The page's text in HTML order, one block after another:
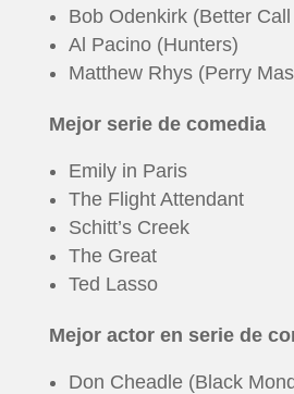
Bob Odenkirk (Better
Al Pacino (Hunters)
Matthew Rhys (Perry
Mejor serie de comedia
Emily in Paris
The Flight Attendant
Schitt’s Creek
The Great
Ted Lasso
Mejor actor en serie de
Don Cheadle (Black